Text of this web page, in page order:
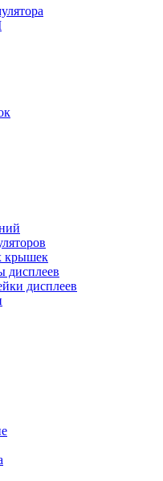
крышек
дисплеев
дисплеев